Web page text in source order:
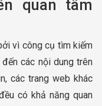
quan tâm
vì công cụ tìm kiếm
các nội dung trên
các trang web khác
có khả năng quan